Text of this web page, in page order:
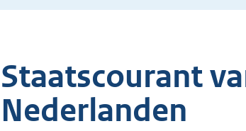
Staatscourant
Nederlanden